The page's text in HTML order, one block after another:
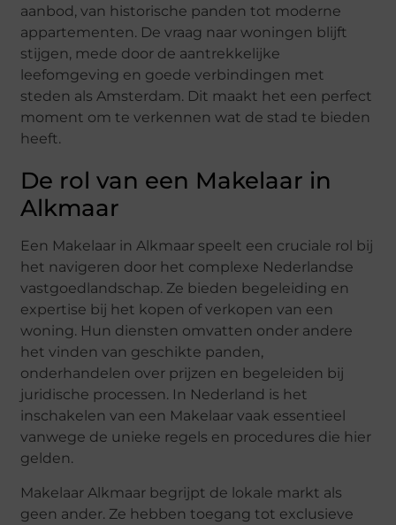
aanbod, van historische panden tot moderne
appartementen. De vraag naar woningen blijft
stijgen, mede door de aantrekkelijke
leefomgeving en goede verbindingen met
steden als Amsterdam. Dit maakt het een perfect
moment om te verkennen wat de stad te bieden
heeft.
De rol van een Makelaar in
Alkmaar
Een Makelaar in Alkmaar speelt een cruciale rol bij
het navigeren door het complexe Nederlandse
vastgoedlandschap. Ze bieden begeleiding en
expertise bij het kopen of verkopen van een
woning. Hun diensten omvatten onder andere
het vinden van geschikte panden,
onderhandelen over prijzen en begeleiden bij
juridische processen. In Nederland is het
inschakelen van een Makelaar vaak essentieel
vanwege de unieke regels en procedures die hier
gelden.
Makelaar Alkmaar begrijpt de lokale markt als
geen ander. Ze hebben toegang tot exclusieve